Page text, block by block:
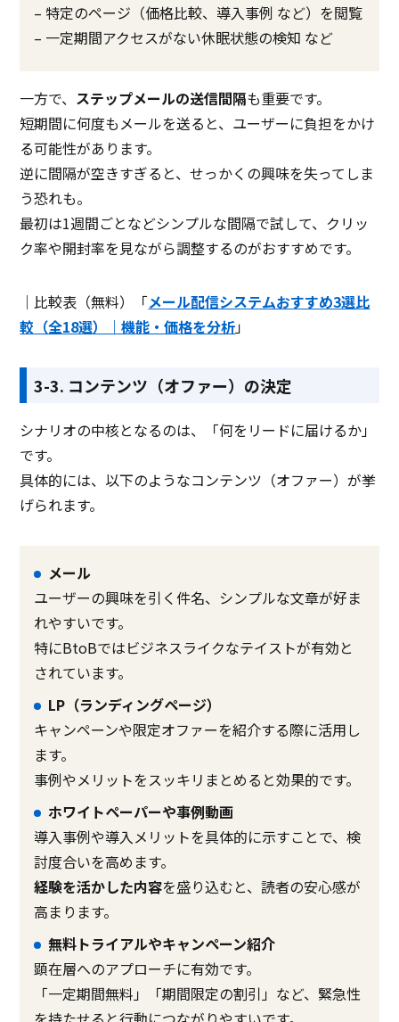
– 特定のページ（価格比較、導入事例 など）を閲覧
– 一定期間アクセスがない休眠状態の検知 など
一方で、 ステップメールの送信間隔も重要です。
短期間に何度もメールを送ると、ユーザーに負担をかけ
る可能性があります。
逆に間隔が空きすぎると、せっかくの興味を失ってしま
う恐れも。
最初は1週間ごとなどシンプルな間隔で試して、クリッ
ク率や開封率を見ながら調整するのがおすすめです。
｜比較表（無料）「メール配信システムおすすめ3選比
較（全18選）｜機能・価格を分析」
3-3. コンテンツ（オファー）の決定
シナリオの中核となるのは、「何をリードに届けるか」
です。
具体的には、以下のようなコンテンツ（オファー）が挙
げられます。
メール
ユーザーの興味を引く件名、シンプルな文章が好ま
れやすいです。
特にBtoBではビジネスライクなテイストが有効と
されています。
LP（ランディングページ）
キャンペーンや限定オファーを紹介する際に活用し
ます。
事例やメリットをスッキリまとめると効果的です。
ホワイトペーパーや事例動画
導入事例や導入メリットを具体的に示すことで、検
討度合いを高めます。
経験を活かした内容を盛り込むと、読者の安心感が
高まります。
無料トライアルやキャンペーン紹介
顕在層へのアプローチに有効です。
「一定期間無料」「期間限定の割引」など、緊急性